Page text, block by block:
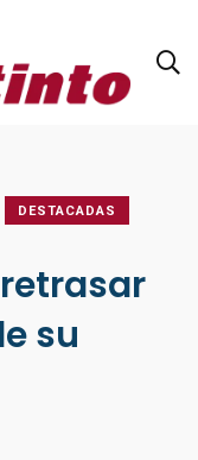
DESTACADAS
su